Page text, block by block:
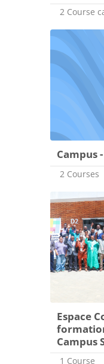
2 Course
Campus
2 Courses
Espace
Campus
1 Course